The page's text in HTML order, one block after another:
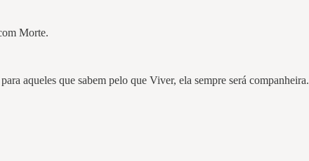
Morte.
aqueles que sabem pelo que Viver, ela sempre será companheira.